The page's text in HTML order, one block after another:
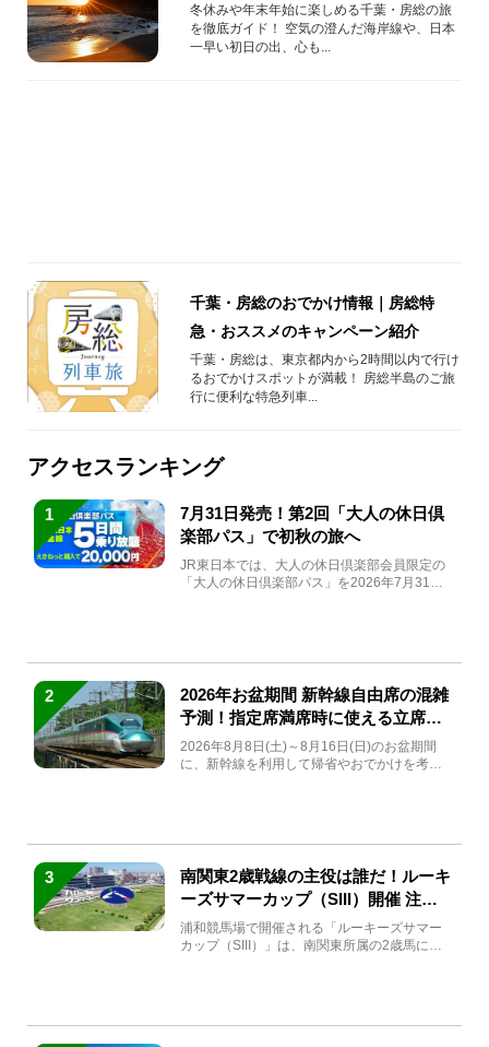
冬休みや年末年始に楽しめる千葉・房総の旅
を徹底ガイド！ 空気の澄んだ海岸線や、日本
一早い初日の出、心も...
千葉・房総のおでかけ情報｜房総特
急・おススメのキャンペーン紹介
千葉・房総は、東京都内から2時間以内で行け
るおでかけスポットが満載！ 房総半島のご旅
行に便利な特急列車...
アクセスランキング
1
7月31日発売！第2回「大人の休日倶
楽部パス」で初秋の旅へ
JR東日本では、大人の休日倶楽部会員限定の
「大人の休日倶楽部パス」を2026年7月31日
2
2026年お盆期間 新幹線自由席の混雑
予測！指定席満席時に使える立席特
急券も解説
2026年8月8日(土)～8月16日(日)のお盆期間
に、新幹線を利用して帰省やおでかけを考え
3
南関東2歳戦線の主役は誰だ！ルーキ
ーズサマーカップ（SIII）開催 注目
馬と見どころをチェック
浦和競馬場で開催される「ルーキーズサマー
カップ（SIII）」は、南関東所属の2歳馬によ